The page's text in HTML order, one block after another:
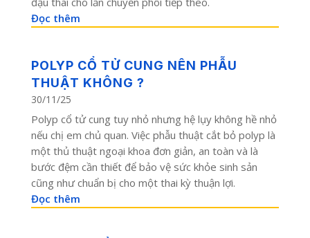
Đọc thêm
POLYP CỔ TỬ CUNG NÊN PHẪU
THUẬT KHÔNG ?
30/11/25
Polyp cổ tử cung tuy nhỏ nhưng hệ lụy không hề nhỏ
nếu chị em chủ quan. Việc phẫu thuật cắt bỏ polyp là
một thủ thuật ngoại khoa đơn giản, an toàn và là
bước đệm cần thiết để bảo vệ sức khỏe sinh sản
cũng như chuẩn bị cho một thai kỳ thuận lợi.
Đọc thêm